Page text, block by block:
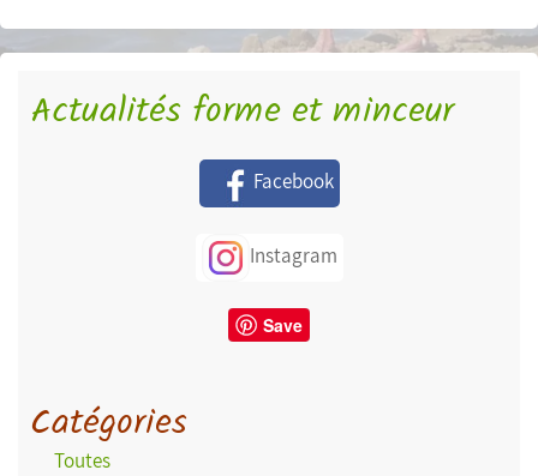
Actualités forme et minceur
Facebook
Instagram
Save
Catégories
Toutes